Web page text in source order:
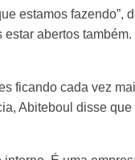
estamos fazendo”,
abertos
ficando cada vez
Abiteboul disse